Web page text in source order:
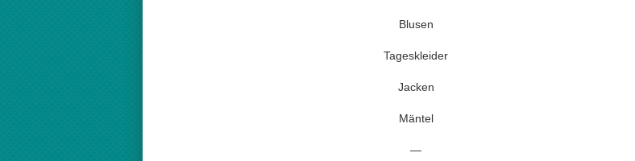
Blusen
Tageskleider
Jacken
Mäntel
—